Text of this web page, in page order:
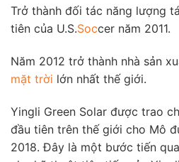
Trở thành đối tác năng lượng
tiên của U.S.Soccer năm 2011.
Năm 2012 trở thành nhà sản
mặt trời lớn nhất thế giới.
Yingli Green Solar được trao
đầu tiên trên thế giới cho Mô
2018. Đây là một bước tiến